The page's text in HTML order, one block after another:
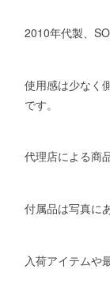
2010年代製、
使用感は少なく
です。
代理店による商
付属品は写真に
入荷アイテムや